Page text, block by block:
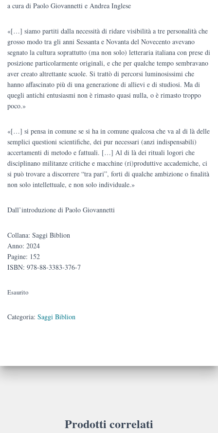
era:
€15.00.
è:
€14.25.
a cura di Paolo Giovannetti e Andrea Inglese
«[…] siamo partiti dalla necessità di ridare visibilità a tre personalità che
grosso modo tra gli anni Sessanta e Novanta del Novecento avevano
segnato la cultura soprattutto (ma non solo) letteraria italiana con prese di
posizione particolarmente originali, e che per qualche tempo sembravano
aver creato altrettante scuole. Si trattò di percorsi luminosissimi che
hanno affascinato più di una generazione di allievi e di studiosi. Ma di
quegli antichi entusiasmi non è rimasto quasi nulla, o è rimasto troppo
poco.»
«[…] si pensa in comune se si ha in comune qualcosa che va al di là delle
semplici questioni scientifiche, dei pur necessari (anzi indispensabili)
accertamenti di metodo e fattuali. […] Al di là dei rituali logori che
disciplinano militanze critiche e macchine (ri)produttive accademiche, ci
si può trovare a discorrere “tra pari”, forti di qualche ambizione o finalità
non solo intellettuale, e non solo individuale.»
Dall’introduzione di Paolo Giovannetti
Collana: Saggi Biblion
Anno: 2024
Pagine: 152
ISBN: 978-88-3383-376-7
Esaurito
Categoria: Saggi Biblion
Prodotti correlati